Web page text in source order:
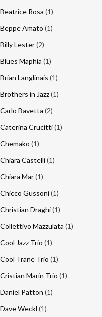
Beatrice Rosa (1)
Beppe Amato (1)
Billy Lester (2)
Blues Maphia (1)
Brian Langlinais (1)
Brothers in Jazz (1)
Carlo Bavetta (2)
Caterina Crucitti (1)
Chemako (1)
Chiara Castelli (1)
Chiara Mar (1)
Chicco Gussoni (1)
Christian Draghi (1)
Collettivo Mazzulata (1)
Cool Jazz Trio (1)
Cool Trane Trio (1)
Cristian Marin Trio (1)
Daniel Patton (1)
Dave Weckl (1)